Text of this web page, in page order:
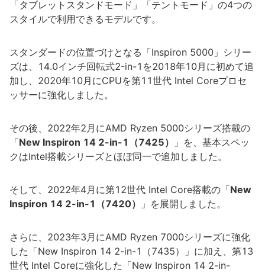
「タブレットスタンドモード」「テントモード」の4つの
スタイルで利用できるモデルです。
スタンダードの位置づけとなる「Inspiron 5000」シリー
ズは、14.0インチ回転式2-in-1を2018年10月に初めて追
加し、2020年10月にCPUを第11世代 Intel Coreプロセ
ッサーに強化しました。
その後、2022年2月にAMD Ryzen 5000シリーズ搭載の
「New Inspiron 14 2-in-1（7425）
」を、基本スペッ
クはIntel搭載シリーズとほぼ同一で追加しました。
そして、2022年4月に第12世代 Intel Core搭載の「New
Inspiron 14 2-in-1（7420）
」を展開しました。
さらに、2023年3月にAMD Ryzen 7000シリーズに強化
した「New Inspiron 14 2-in-1（7435）」に加え、第13
世代 Intel Coreに強化した「New Inspiron 14 2-in-